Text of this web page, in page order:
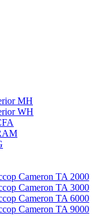
MH
WH
Cameron TA 2000
Cameron TA 3000
Cameron TA 6000
Cameron TA 9000